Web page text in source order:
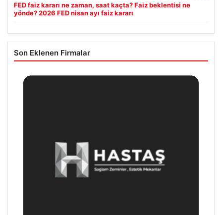
FED faiz kararı ne zaman, saat kaçta? Faiz beklentisi ne
yönde? 2026 FED nisan ayı faiz kararı
Son Eklenen Firmalar